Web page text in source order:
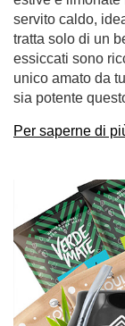
servito caldo,
tratta solo di un
essiccati sono
unico amato da
sia potente
Per saperne di